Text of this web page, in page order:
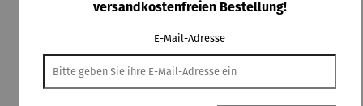
In den Warenkorb
versandkostenfreien Bestellung!
E-Mail-Adresse